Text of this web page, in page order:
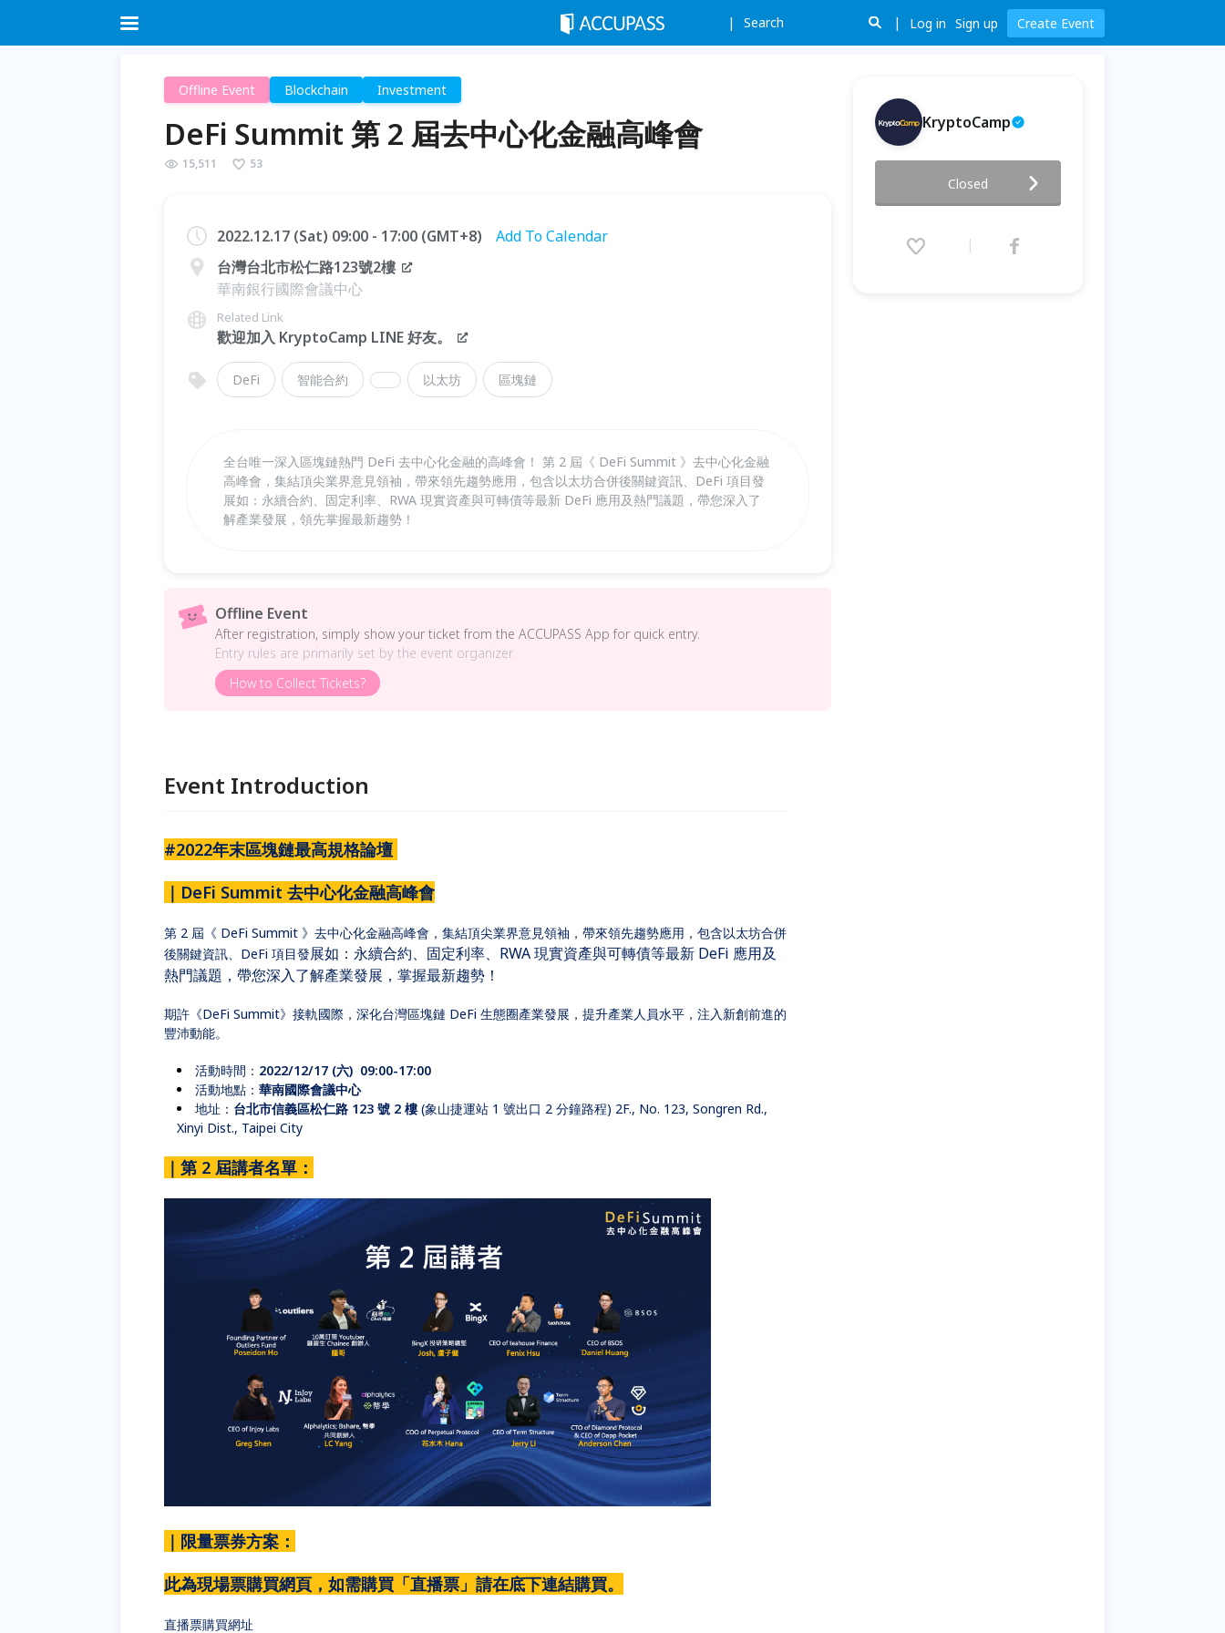
Search Log in Sign up Create Event
Offline Event Blockchain Investment
DeFi Summit 第 2 屆去中心化金融高峰會
15,511 53
2022.12.17 (Sat) 09:00 - 17:00 (GMT+8)
Add To Calendar
台灣台北市松仁路123號2樓
華南銀行國際會議中心
Related Link
歡迎加入 KryptoCamp LINE 好友。
DeFi 智能合約 以太坊 區塊鏈
全台唯一深入區塊鏈熱門 DeFi 去中心化金融的高峰會！ 第 2 屆《 DeFi Summit 》去中心化金融
高峰會，集結頂尖業界意見領袖，帶來領先趨勢應用，包含以太坊合併後關鍵資訊、DeFi 項目發
展如：永續合約、固定利率、RWA 現實資產與可轉債等最新 DeFi 應用及熱門議題，帶您深入了
解產業發展，領先掌握最新趨勢！
Offline Event
After registration, simply show your ticket from the ACCUPASS App for quick entry.
Entry rules are primarily set by the event organizer.
How to Collect Tickets?
Event Introduction
#2022年末區塊鏈最高規格論壇
｜DeFi Summit 去中心化金融高峰會
第 2 屆《 DeFi Summit 》去中心化金融高峰會，集結頂尖業界意見領袖，帶來領先趨勢應用，包含以太坊合併
後關鍵資訊、DeFi 項目發展如：永續合約、 固定利率、RWA 現實資產與可轉債等最新 DeFi 應用及
熱門議題，帶您深入了解產業發展，掌握最新趨勢！
期許《DeFi Summit》接軌國際，深化台灣區塊鏈 DeFi 生態圈產業發展，提升產業人員水平，注入新創前進的
豐沛動能。
活動時間： 2022/12/17 (六) 09:00-17:00
活動地點： 華南國際會議中心
地址： 台北市信義區松仁路 123 號 2 樓(象山捷運站 1 號出口 2 分鐘路程) 2F., No. 123, Songren Rd.,
Xinyi Dist., Taipei City
｜第 2 屆講者名單：
｜限量票券方案：
此為現場票購買網頁，如需購買「直播票」請在底下連結購買。
直播票購買網址
KryptoCamp
2022.12.17 (Sat) 09:00 - 17:00
Closed